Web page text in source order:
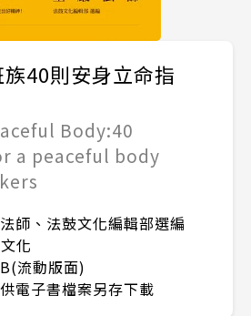
40則安身立命指
Body:40
a peaceful body
師、法鼓文化編輯部選編
化
流動版面)
電子書檔案另存下載